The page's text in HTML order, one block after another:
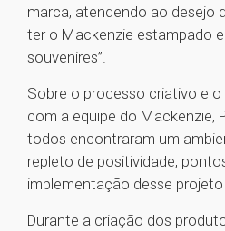
marca, atendendo ao desejo
ter o Mackenzie estampado
souvenires”.
Sobre o processo criativo e
com a equipe do Mackenzie,
todos encontraram um
repleto de positividade,
implementação desse
Durante a criação dos